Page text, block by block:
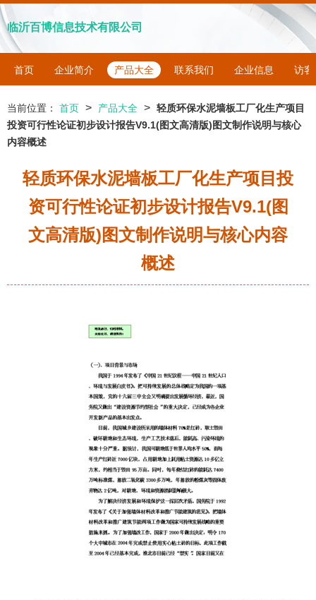
临沂百博信息技术有限公司
首页 企业简介 产品大全 联系我们 企业信息 访客
当前位置： 首页 > 产品大全 > 轻质环保水泥墙板工厂化生产项目
投资可行性论证初步设计报告V9.1(图文高清版)图文制作说明与核心
内容概述
轻质环保水泥墙板工厂化生产项目投
资可行性论证初步设计报告V9.1(图
文高清版)图文制作说明与核心内容
概述